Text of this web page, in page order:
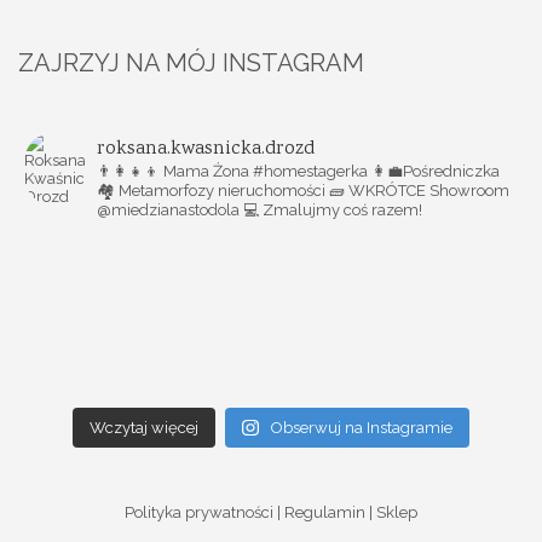
ZAJRZYJ NA MÓJ INSTAGRAM
roksana.kwasnicka.drozd
👨‍👩‍👧‍👦 Mama Żona #homestagerka 👩‍💼Pośredniczka
🏘️ Metamorfozy nieruchomości 🧱 WKRÓTCE Showroom
@miedzianastodola 💻 Zmalujmy coś razem!
Wczytaj więcej Obserwuj na Instagramie
Polityka prywatności Regulamin Sklep